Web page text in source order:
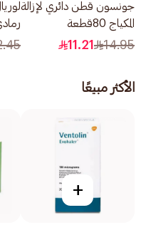
جونسون قطن دائري لإزالة
المكياج 80قطعة
14.95
11.21
1قطعة
الأكثر مبيعًا
+